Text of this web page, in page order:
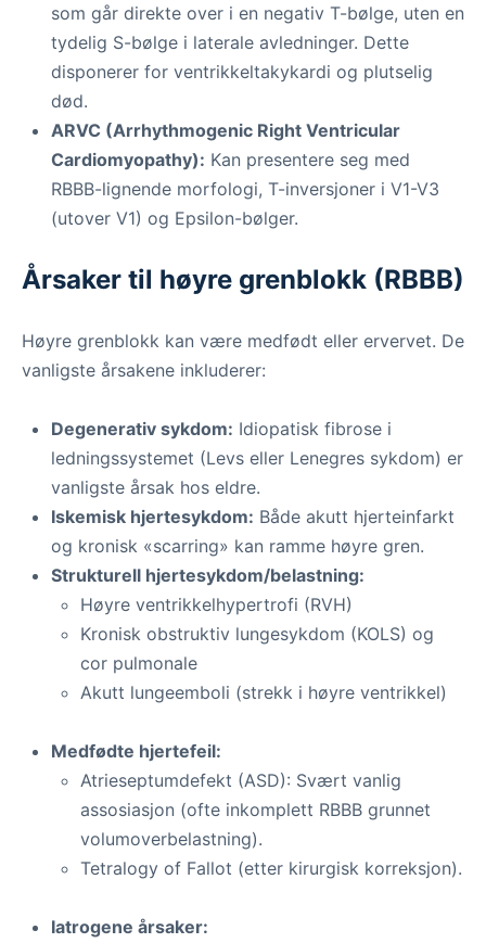
som går direkte over i en negativ T-bølge, uten en
tydelig S-bølge i laterale avledninger. Dette
disponerer for ventrikkeltakykardi og plutselig
død.
ARVC (Arrhythmogenic Right Ventricular
Cardiomyopathy): Kan presentere seg med
RBBB-lignende morfologi, T-inversjoner i V1-V3
(utover V1) og Epsilon-bølger.
Årsaker til høyre grenblokk (RBBB)
Høyre grenblokk kan være medfødt eller ervervet. De
vanligste årsakene inkluderer:
Degenerativ sykdom: Idiopatisk fibrose i
ledningssystemet (Levs eller Lenegres sykdom) er
vanligste årsak hos eldre.
Iskemisk hjertesykdom: Både akutt hjerteinfarkt
og kronisk «scarring» kan ramme høyre gren.
Strukturell hjertesykdom/belastning:
Høyre ventrikkelhypertrofi (RVH)
Kronisk obstruktiv lungesykdom (KOLS) og
cor pulmonale
Akutt lungeemboli (strekk i høyre ventrikkel)
Medfødte hjertefeil:
Atrieseptumdefekt (ASD): Svært vanlig
assosiasjon (ofte inkomplett RBBB grunnet
volumoverbelastning).
Tetralogy of Fallot (etter kirurgisk korreksjon).
Iatrogene årsaker: